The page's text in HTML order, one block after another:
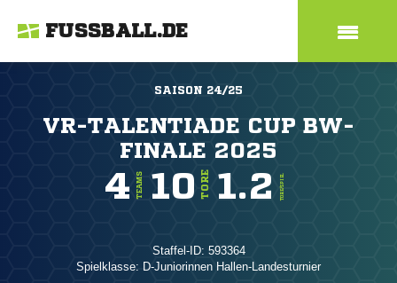
FUSSBALL.DE
SAISON 24/25
VR-TALENTIADE CUP BW-
FINALE 2025
4 TEAMS 10 TORE 1.2 TORE/SPIEL
Staffel-ID: 593364
Spielklasse: D-Juniorinnen Hallen-Landesturnier